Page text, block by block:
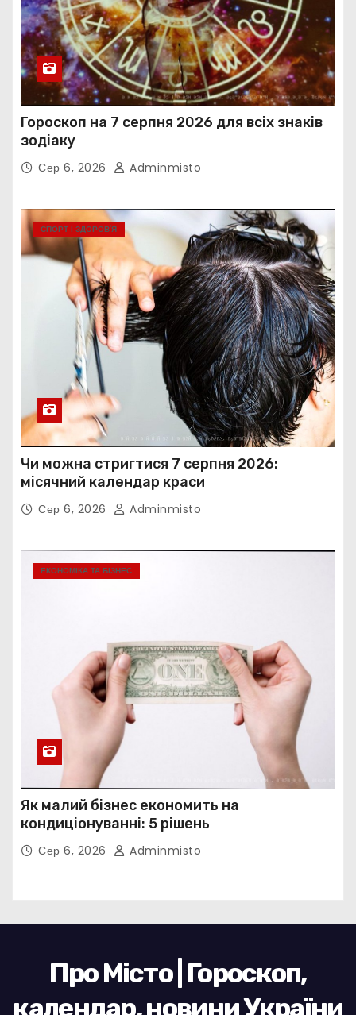
Гороскоп на 7 серпня 2026 для всіх знаків
зодіаку
Сер 6, 2026 Adminmisto
СПОРТ І ЗДОРОВ’Я
Чи можна стригтися 7 серпня 2026:
місячний календар краси
Сер 6, 2026 Adminmisto
ЕКОНОМІКА ТА БІЗНЕС
Як малий бізнес економить на
кондиціонуванні: 5 рішень
Сер 6, 2026 Adminmisto
Про Місто | Гороскоп,